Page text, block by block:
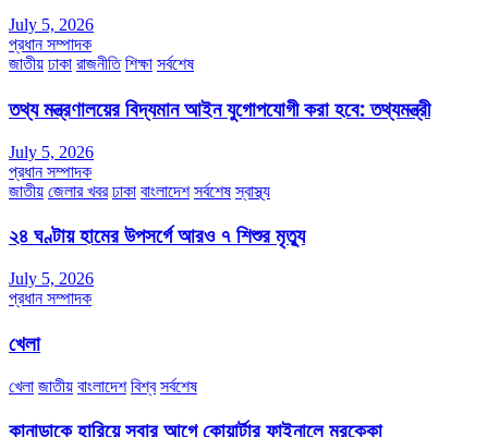
July 5, 2026
প্রধান সম্পাদক
জাতীয় ঢাকা রাজনীতি শিক্ষা সর্বশেষ
তথ্য মন্ত্রণালয়ের বিদ্যমান আইন যুগোপযোগী করা হবে: তথ্যমন্ত্রী
July 5, 2026
প্রধান সম্পাদক
জাতীয় জেলার খবর ঢাকা বাংলাদেশ সর্বশেষ স্বাস্থ্য
২৪ ঘণ্টায় হামের উপসর্গে আরও ৭ শিশুর মৃত্যু
July 5, 2026
প্রধান সম্পাদক
খেলা
খেলা জাতীয় বাংলাদেশ বিশ্ব সর্বশেষ
কানাডাকে হারিয়ে সবার আগে কোয়ার্টার ফাইনালে মরক্কো